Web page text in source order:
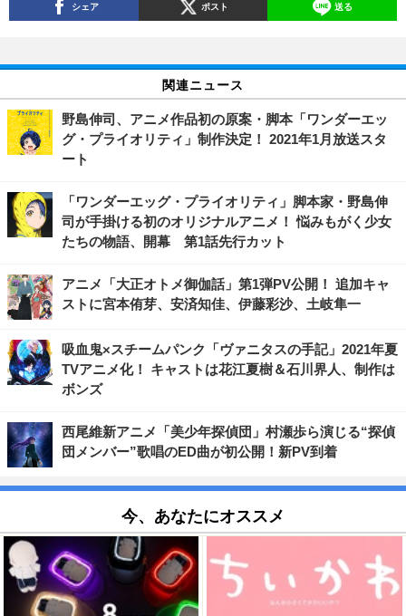
シェア ポスト 送る
関連ニュース
野島伸司、アニメ作品初の原案・脚本「ワンダーエッ
グ・プライオリティ」制作決定！ 2021年1月放送スタ
ート
「ワンダーエッグ・プライオリティ」脚本家・野島伸
司が手掛ける初のオリジナルアニメ！ 悩みもがく少女
たちの物語、開幕 第1話先行カット
アニメ「大正オトメ御伽話」第1弾PV公開！ 追加キャ
ストに宮本侑芽、安済知佳、伊藤彩沙、土岐隼一
吸血鬼×スチームパンク「ヴァニタスの手記」2021年夏
TVアニメ化！ キャストは花江夏樹＆石川界人、制作は
ボンズ
西尾維新アニメ「美少年探偵団」村瀬歩ら演じる“探偵
団メンバー”歌唱のED曲が初公開！新PV到着
今、あなたにオススメ